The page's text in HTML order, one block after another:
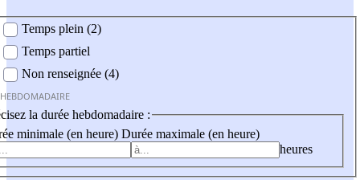
Temps plein (2)
Temps partiel
Non renseignée (4)
la durée hebdomadaire :
minimale (en heure) Durée maximale (en heure)
heures